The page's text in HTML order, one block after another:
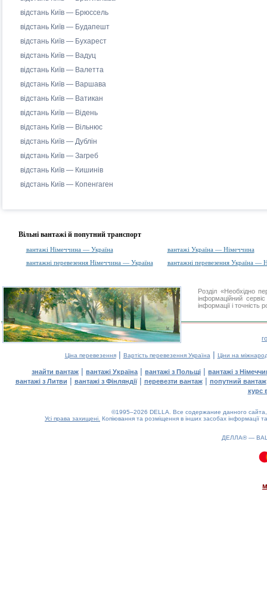
відстань Київ — Брюссель
відстань Київ — Будапешт
відстань Київ — Бухарест
відстань Київ — Вадуц
відстань Київ — Валетта
відстань Київ — Варшава
відстань Київ — Ватикан
відстань Київ — Відень
відстань Київ — Вільнюс
відстань Київ — Дублін
відстань Київ — Загреб
відстань Київ — Кишинів
відстань Київ — Копенгаген
Вільні вантажі й попутний транспорт
вантажі Німеччина — Україна
вантажі Україна — Німеччина
вантажні перевезення Німеччина — Україна
вантажні перевезення Україна —
Розділ «Необхідно
інформаційний
інформації і
Ціна перевезення| Вартість перевезення Україна | Ціни на
знайти вантаж | вантажі Україна | вантажі з Польщі | вантажі з
вантажі з Литви | вантажі з Фінляндії| перевезти вантаж| попутний вантаж
курс
©1995–2026 DELLA. Все содержание данного
Усі права захищені. Копіювання та розміщення в інших засобах інформації
ДЕЛЛА® —